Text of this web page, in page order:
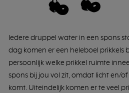
Iedere druppel water in een spons
dag komen er een heleboel prikkels
persoonlijk welke prikkel ruimte
spons bij jou vol zit, omdat licht en/
komt. Uiteindelijk komen er te veel